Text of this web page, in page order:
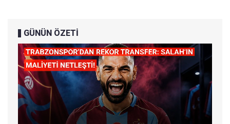
GÜNÜN ÖZETİ